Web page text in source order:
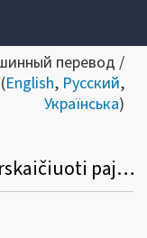
перевод /
English, Русский,
Українська)
Kaip yra pildoma prašymo perskaičiuoti pajamų mokestį FR0464 forma ir pateiktų dokumentų aprašas FR0464P forma, jeigu gyventojas pardavė ne vieną turto vienetą, o du ir daugiau?